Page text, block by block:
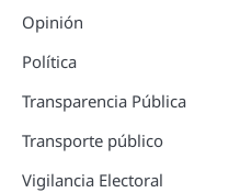
Opinión
Política
Transparencia Pública
Transporte público
Vigilancia Electoral